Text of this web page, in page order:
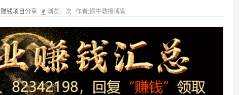
赚钱项目分享 浏览： 次 作者:蜗牛教授博客